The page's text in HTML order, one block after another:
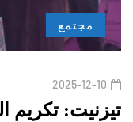
مجتمع
2025-12-10
تيزنيت: تكريم